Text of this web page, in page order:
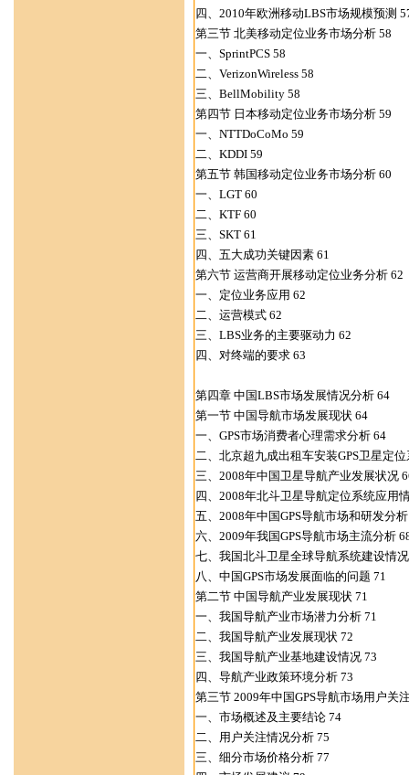
四、2010年欧洲移动LBS市场规模预测
第三节 北美移动定位业务市场分析 58
一、SprintPCS 58
二、VerizonWireless 58
三、BellMobility 58
第四节 日本移动定位业务市场分析 59
一、NTTDoCoMo 59
二、KDDI 59
第五节 韩国移动定位业务市场分析 60
一、LGT 60
二、KTF 60
三、SKT 61
四、五大成功关键因素 61
第六节 运营商开展移动定位业务分析 62
一、定位业务应用 62
二、运营模式 62
三、LBS业务的主要驱动力 62
四、对终端的要求 63
第四章 中国LBS市场发展情况分析 64
第一节 中国导航市场发展现状 64
一、GPS市场消费者心理需求分析 64
二、北京超九成出租车安装GPS卫星定位
三、2008年中国卫星导航产业发展状况
四、2008年北斗卫星导航定位系统应用
五、2008年中国GPS导航市场和研发分
六、2009年我国GPS导航市场主流分析
七、我国北斗卫星全球导航系统建设情
八、中国GPS市场发展面临的问题 71
第二节 中国导航产业发展现状 71
一、我国导航产业市场潜力分析 71
二、我国导航产业发展现状 72
三、我国导航产业基地建设情况 73
四、导航产业政策环境分析 73
第三节 2009年中国GPS导航市场用户关
一、市场概述及主要结论 74
二、用户关注情况分析 75
三、细分市场价格分析 77